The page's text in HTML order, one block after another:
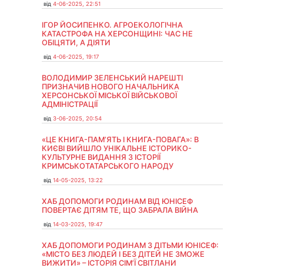
від 4-06-2025, 22:51
ІГОР ЙОСИПЕНКО. АГРОЕКОЛОГІЧНА
КАТАСТРОФА НА ХЕРСОНЩИНІ: ЧАС НЕ
ОБІЦЯТИ, А ДІЯТИ
від 4-06-2025, 19:17
ВОЛОДИМИР ЗЕЛЕНСЬКИЙ НАРЕШТІ
ПРИЗНАЧИВ НОВОГО НАЧАЛЬНИКА
ХЕРСОНСЬКОЇ МІСЬКОЇ ВІЙСЬКОВОЇ
АДМІНІСТРАЦІЇ
від 3-06-2025, 20:54
«ЦЕ КНИГА-ПАМ’ЯТЬ І КНИГА-ПОВАГА»: В
КИЄВІ ВИЙШЛО УНІКАЛЬНЕ ІСТОРИКО-
КУЛЬТУРНЕ ВИДАННЯ З ІСТОРІЇ
КРИМСЬКОТАТАРСЬКОГО НАРОДУ
від 14-05-2025, 13:22
ХАБ ДОПОМОГИ РОДИНАМ ВІД ЮНІСЕФ
ПОВЕРТАЄ ДІТЯМ ТЕ, ЩО ЗАБРАЛА ВІЙНА
від 14-03-2025, 19:47
ХАБ ДОПОМОГИ РОДИНАМ З ДІТЬМИ ЮНІСЕФ:
«МІСТО БЕЗ ЛЮДЕЙ І БЕЗ ДІТЕЙ НЕ ЗМОЖЕ
ВИЖИТИ» – ІСТОРІЯ СІМʼЇ СВІТЛАНИ